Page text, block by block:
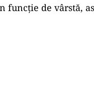
funcție de vârstă,